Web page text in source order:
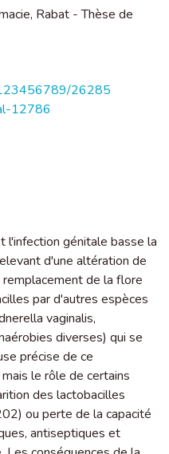
Rabat - Thèse de
26285
12786
l'infection génitale basse la
d'une altération de
de la flore
par d'autres espèces
vaginalis,
diverses) qui se
précise de ce
le rôle de certains
des lactobacilles
ou perte de la capacité
antiseptiques et